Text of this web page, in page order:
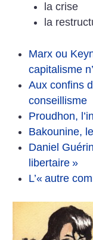
la crise
la
Marx ou
capitalisme
Aux confins
conseillisme
Proudhon,
Bakounine,
Daniel
libertaire »
L’« autre